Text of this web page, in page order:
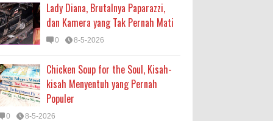
Lady Diana, Brutalnya Paparazzi,
dan Kamera yang Tak Pernah Mati
0 8-5-2026
Chicken Soup for the Soul, Kisah-
kisah Menyentuh yang Pernah
Populer
0 8-5-2026